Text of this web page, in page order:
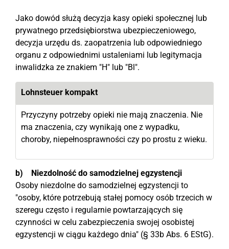
Jako dowód służą decyzja kasy opieki społecznej lub
prywatnego przedsiębiorstwa ubezpieczeniowego,
decyzja urzędu ds. zaopatrzenia lub odpowiedniego
organu z odpowiednimi ustaleniami lub legitymacja
inwalidzka ze znakiem "H" lub "Bl".
Lohnsteuer kompakt
Przyczyny potrzeby opieki nie mają znaczenia. Nie
ma znaczenia, czy wynikają one z wypadku,
choroby, niepełnosprawności czy po prostu z wieku.
b) Niezdolność do samodzielnej egzystencji
Osoby niezdolne do samodzielnej egzystencji to
"osoby, które potrzebują stałej pomocy osób trzecich w
szeregu często i regularnie powtarzających się
czynności w celu zabezpieczenia swojej osobistej
egzystencji w ciągu każdego dnia" (§ 33b Abs. 6 EStG).